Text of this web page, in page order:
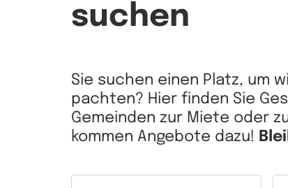
suchen
Sie suchen einen Platz, um
pachten? Hier finden Sie
Gemeinden zur Miete oder
kommen Angebote dazu!